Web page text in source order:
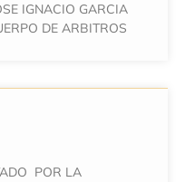
IGNACIO GARCIA
DE ARBITROS
POR LA